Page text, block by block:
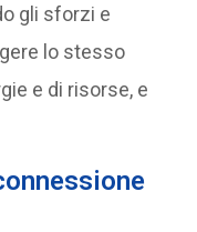
gli sforzi e
lo stesso
e di risorse, e